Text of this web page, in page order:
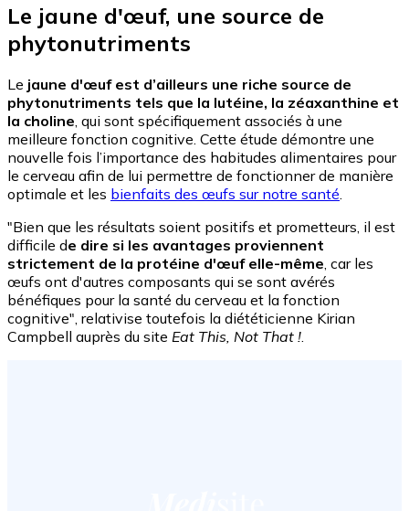
Le jaune d'œuf, une source de
phytonutriments
Le jaune d'œuf est d’ailleurs une riche source de
phytonutriments tels que la lutéine, la zéaxanthine et
la choline , qui sont spécifiquement associés à une
meilleure fonction cognitive. Cette étude démontre une
nouvelle fois l’importance des habitudes alimentaires pour
le cerveau afin de lui permettre de fonctionner de manière
optimale et les bienfaits des œufs sur notre santé
"Bien que les résultats soient positifs et prometteurs, il est
difficile de dire si les avantages proviennent
strictement de la protéine d'œuf elle-même , car les
œufs ont d'autres composants qui se sont avérés
bénéfiques pour la santé du cerveau et la fonction
cognitive", relativise toutefois la diététicienne Kirian
Campbell auprès du site Eat This, Not That !